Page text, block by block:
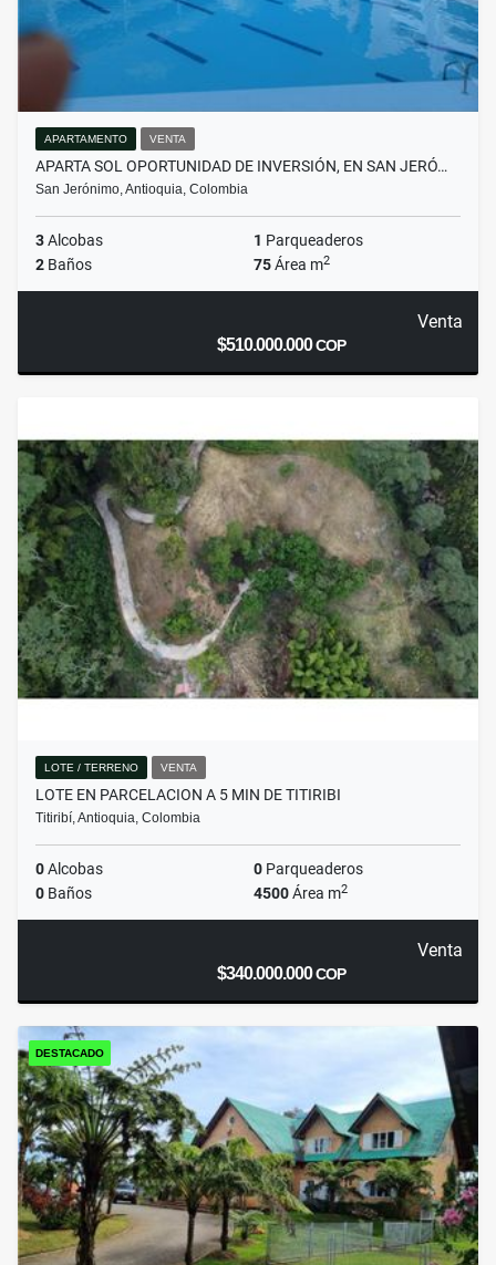
APARTAMENTO VENTA
APARTA SOL OPORTUNIDAD DE INVERSIÓN, EN SAN JERÓ…
San Jerónimo, Antioquia, Colombia
3Alcobas 1 Parqueaderos
2 Baños 75Área m2
Venta
$510.000.000COP
LOTE / TERRENO VENTA
LOTE EN PARCELACION A 5 MIN DE TITIRIBI
Titiribí, Antioquia, Colombia
0Alcobas 0 Parqueaderos
0 Baños 4500Área m2
Venta
$340.000.000COP
DESTACADO